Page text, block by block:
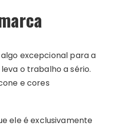
excepcional para a
o trabalho a sério.
e cores
ele é exclusivamente